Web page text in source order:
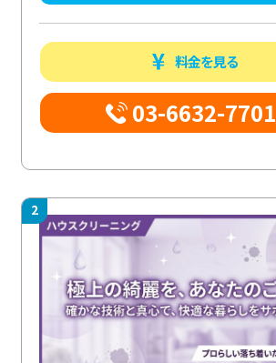
料金を見る
03-6632-7701
2